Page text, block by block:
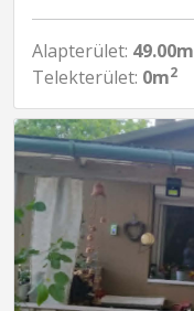
Alapterület: 49.00m
Telekterület: 0m2